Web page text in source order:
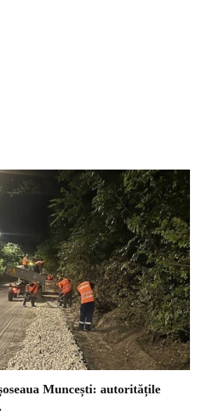
Muncești: autoritățile